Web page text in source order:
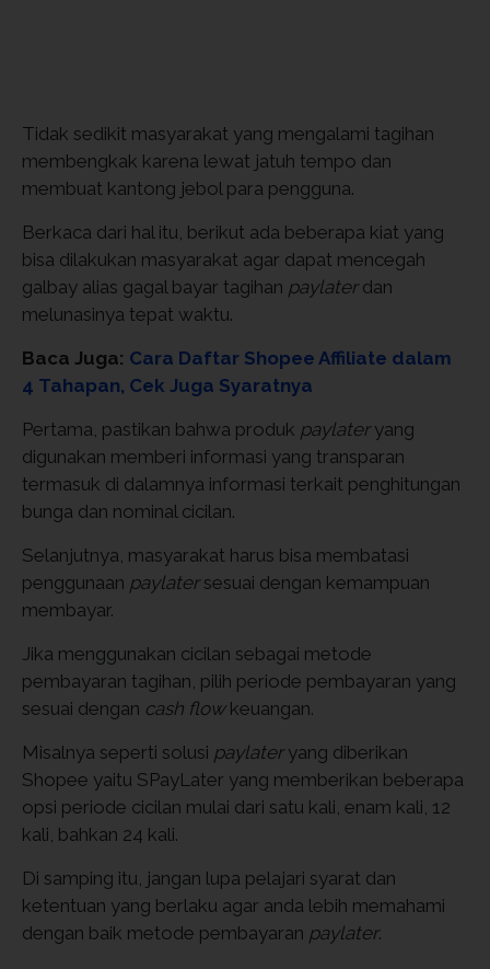
Tidak sedikit masyarakat yang mengalami tagihan
membengkak karena lewat jatuh tempo dan
membuat kantong jebol para pengguna.
Berkaca dari hal itu, berikut ada beberapa kiat yang
bisa dilakukan masyarakat agar dapat mencegah
galbay alias gagal bayar tagihan paylaterdan
melunasinya tepat waktu.
Baca Juga: Cara Daftar Shopee Affiliate dalam
4 Tahapan, Cek Juga Syaratnya
Pertama, pastikan bahwa produk paylateryang
digunakan memberi informasi yang transparan
termasuk di dalamnya informasi terkait penghitungan
bunga dan nominal cicilan.
Selanjutnya, masyarakat harus bisa membatasi
penggunaan paylatersesuai dengan kemampuan
membayar.
Jika menggunakan cicilan sebagai metode
pembayaran tagihan, pilih periode pembayaran yang
sesuai dengan cash flow keuangan.
Misalnya seperti solusi paylateryang diberikan
Shopee yaitu SPayLater yang memberikan beberapa
opsi periode cicilan mulai dari satu kali, enam kali, 12
kali, bahkan 24 kali.
Di samping itu, jangan lupa pelajari syarat dan
ketentuan yang berlaku agar anda lebih memahami
dengan baik metode pembayaran paylater.